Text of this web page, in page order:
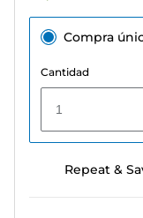
Compra
Cantidad
1
Repeat &